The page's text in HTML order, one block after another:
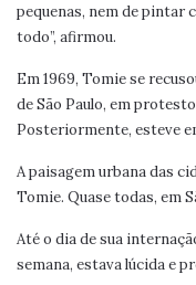
pequenas, nem de pintar
todo”, afirmou.
Em 1969, Tomie se
de São Paulo, em
Posteriormente, esteve
A paisagem urbana das
Tomie. Quase todas, em
Até o dia de sua
semana, estava lúcida e